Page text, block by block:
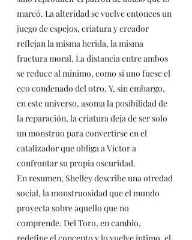
marcó. La alteridad se vuelve entonces un
juego de espejos, criatura y creador
reflejan la misma herida, la misma
fractura moral. La distancia entre ambos
se reduce al mínimo, como si uno fuese el
eco condenado del otro. Y, sin embargo,
en este universo, asoma la posibilidad de
la reparación, la criatura deja de ser solo
un monstruo para convertirse en el
catalizador que obliga a Víctor a
confrontar su propia oscuridad.
En resumen, Shelley describe una otredad
social, la monstruosidad que el mundo
proyecta sobre aquello que no
comprende. Del Toro, en cambio,